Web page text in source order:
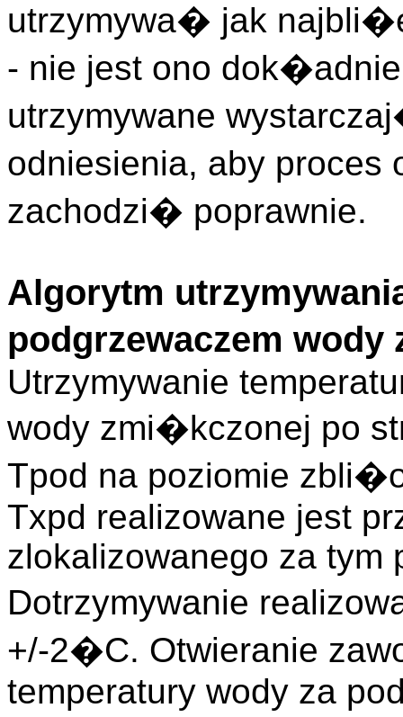
utrzymywa� jak
- nie jest ono
utrzymywane
odniesienia, aby
zachodzi� poprawnie.
Algorytm
podgrzewaczem
Utrzymywanie
wody zmi�kczonej po
Tpod na poziomie
Txpd realizowane jest
zlokalizowanego za tym
Dotrzymywanie
+/-2�C. Otwieranie
temperatury wody za